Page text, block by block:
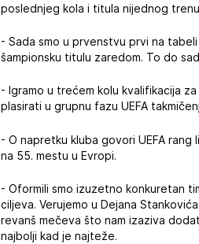
poslednjeg kola i titula nijednog
- Sada smo u prvenstvu prvi na
šampionsku titulu zaredom. To do
- Igramo u trećem kolu kvalifikacija
plasirati u grupnu fazu UEFA
- O napretku kluba govori UEFA
na 55. mestu u Evropi.
- Oformili smo izuzetno konkuretan
ciljeva. Verujemo u Dejana
revanš mečeva što nam izaziva
najbolji kad je najteže.